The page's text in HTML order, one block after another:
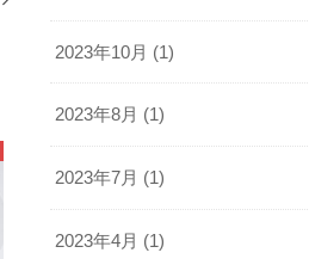
2023年10月 (1)
2023年8月 (1)
2023年7月 (1)
2023年4月 (1)